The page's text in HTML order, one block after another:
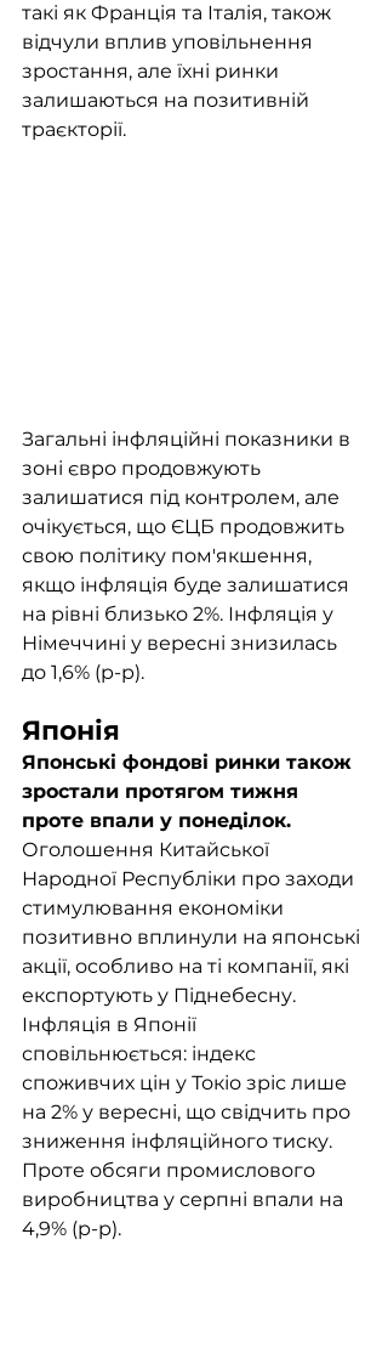
такі як Франція та Італія, також
відчули вплив уповільнення
зростання, але їхні ринки
залишаються на позитивній
траєкторії.
Загальні інфляційні показники в
зоні євро продовжують
залишатися під контролем, але
очікується, що ЄЦБ продовжить
свою політику пом'якшення,
якщо інфляція буде залишатися
на рівні близько 2%. Інфляція у
Німеччині у вересні знизилась
до 1,6% (р-р).
Японія
Японські фондові ринки також
зростали протягом тижня
проте впали у понеділок.
Оголошення Китайської
Народної Республіки про заходи
стимулювання економіки
позитивно вплинули на японські
акції, особливо на ті компанії, які
експортують у Піднебесну.
Інфляція в Японії
сповільнюється: індекс
споживчих цін у Токіо зріс лише
на 2% у вересні, що свідчить про
зниження інфляційного тиску.
Проте обсяги промислового
виробництва у серпні впали на
4,9% (р-р).